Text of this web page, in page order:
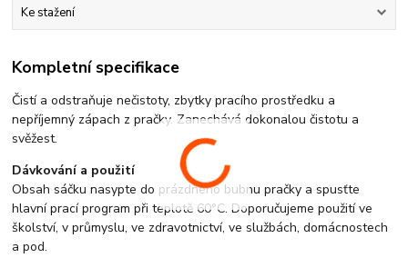
Ke stažení
Kompletní specifikace
Čistí a odstraňuje nečistoty, zbytky pracího prostředku a
nepříjemný zápach z pračky. Zanechává dokonalou čistotu a
svěžest.
Dávkování a použití
Obsah sáčku nasypte do prázdného bubnu pračky a spusťte
hlavní prací program při teplotě 60°C. Doporučujeme použití ve
školství, v průmyslu, ve zdravotnictví, ve službách, domácnostech
a pod.